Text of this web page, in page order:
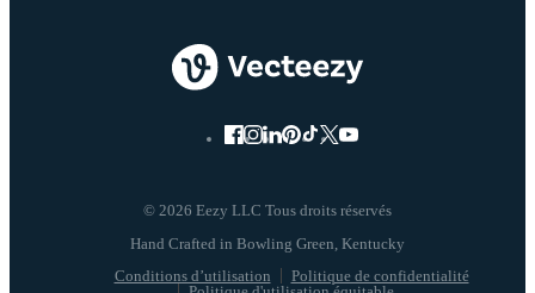
© 2026 Eezy LLC Tous droits réservés
Conditions d’utilisation
Politique de confidentialité